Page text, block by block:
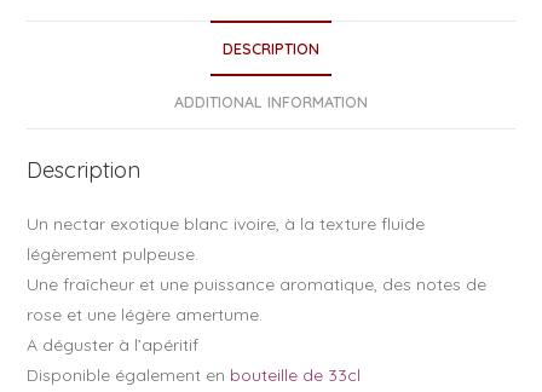
o
k
DESCRIPTION
ADDITIONAL INFORMATION
Description
Un nectar exotique blanc ivoire, à la texture fluide
légèrement pulpeuse.
Une fraîcheur et une puissance aromatique, des notes de
rose et une légère amertume.
A déguster à l’apéritif
Disponible également en bouteille de 33cl